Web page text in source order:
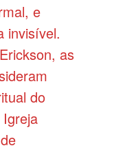
e
invisível.
as
do